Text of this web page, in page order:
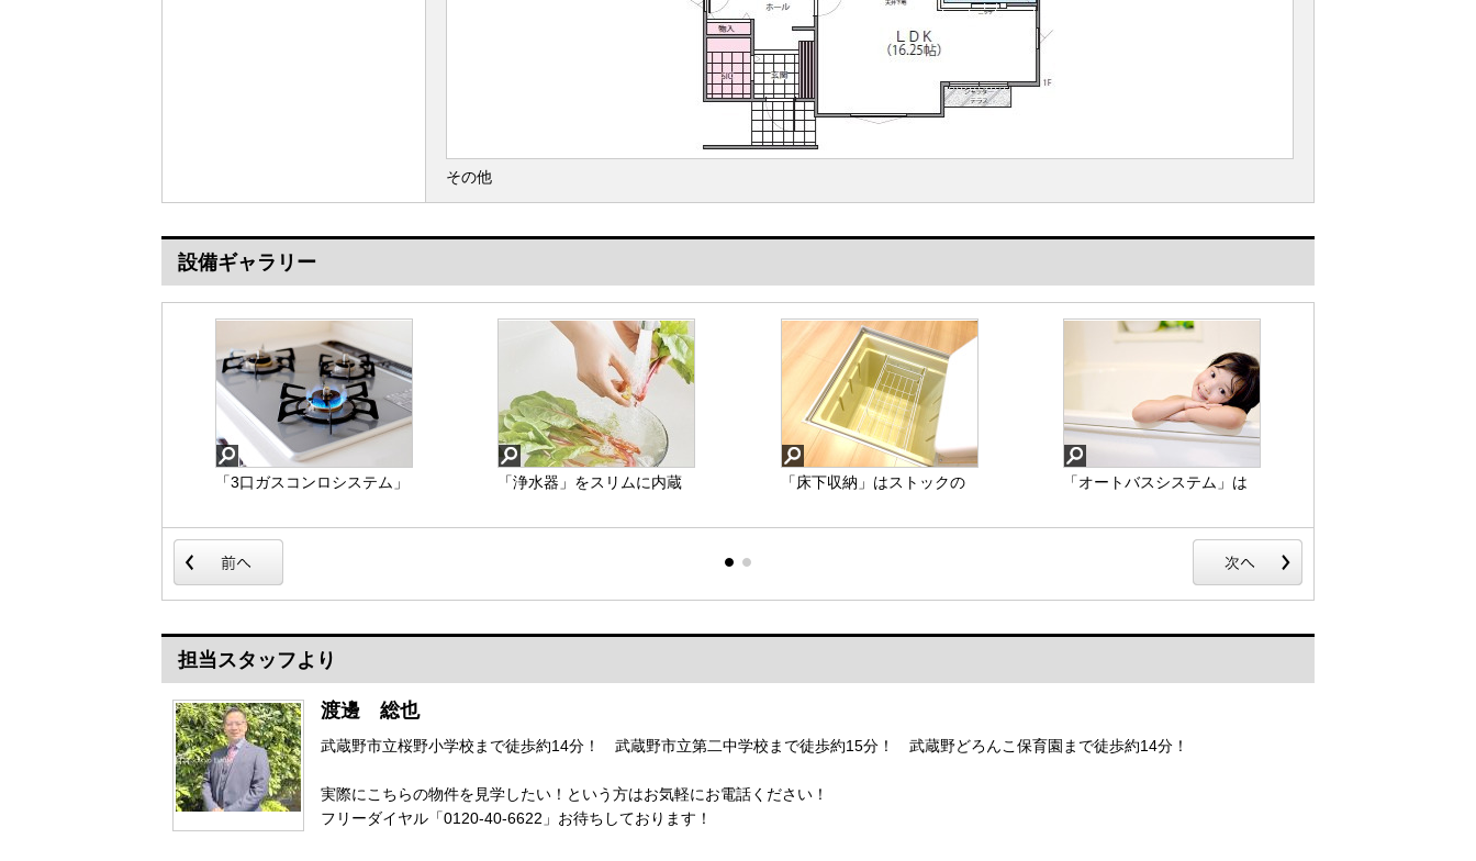
その他
設備ギャラリー
「3口ガスコンロシステム」
作れて便利な上、凹凸が少
ないフラットトップなので
お掃除も楽々です。
「浄水器」をスリムに内蔵
栓金具です。シンクもスッ
「床下収納」はストックの
具・食器などを管理しやす
「オートバスシステム」は
などを、キッチンなど浴室
以外から操作が出来る便利
「浴室暖房乾燥機」は梅雨
濯物の乾燥に重宝します。
寒い冬も入浴前の暖房運転
で快適なバスタイムを♪
「TVモニター付きインター
ても誰が来たのか確認で
担当スタッフより
渡邊 総也
武蔵野市立桜野小学校まで徒歩約14分！ 武蔵野市立第二中学校まで徒歩約15分！ 武蔵野どろんこ保育園まで徒歩約14分！
実際にこちらの物件を見学したい！という方はお気軽にお電話ください！
フリーダイヤル「0120-40-6622」お待ちしております！